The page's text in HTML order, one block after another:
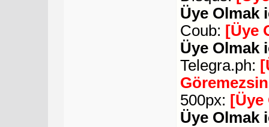
Üye Olmak
Coub: [Üye
Üye Olmak
Telegra.ph:
500px:
Üye Olmak